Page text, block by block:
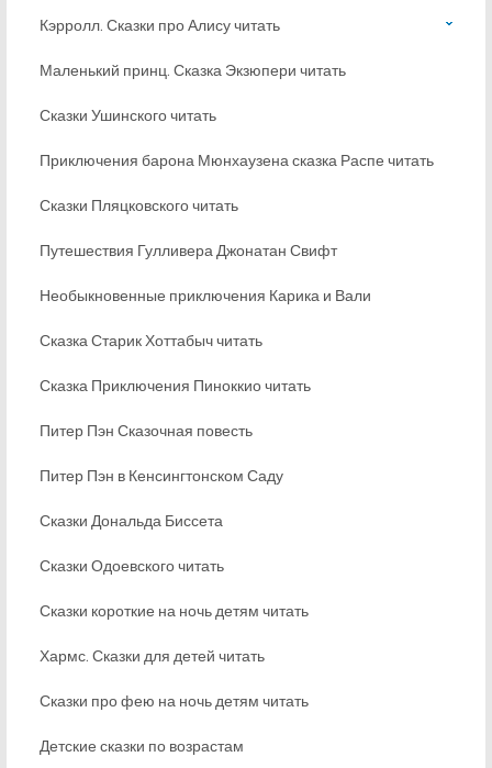
Кэрролл. Сказки про Алису читать
Маленький принц. Сказка Экзюпери читать
Сказки Ушинского читать
Приключения барона Мюнхаузена сказка Распе читать
Сказки Пляцковского читать
Путешествия Гулливера Джонатан Свифт
Необыкновенные приключения Карика и Вали
Сказка Старик Хоттабыч читать
Сказка Приключения Пиноккио читать
Питер Пэн Сказочная повесть
Питер Пэн в Кенсингтонском Саду
Сказки Дональда Биссета
Сказки Одоевского читать
Сказки короткие на ночь детям читать
Хармс. Сказки для детей читать
Сказки про фею на ночь детям читать
Детские сказки по возрастам